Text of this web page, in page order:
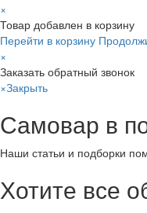
×
Товар добавлен в корзину
Перейти в корзину
×
Заказать обратный звонок
×Закрыть
Самовар в
Наши статьи и подборки
Хотите все